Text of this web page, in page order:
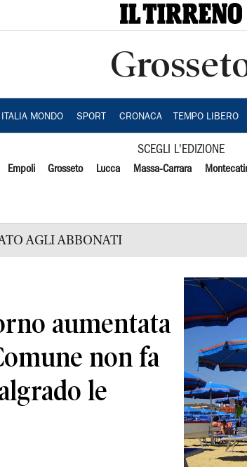
ITALIA MONDO SPORT CRONACA TEMPO LIBERO
SCEGLI L'EDIZIONE
Empoli Grosseto Lucca Massa-Carrara
AGLI ABBONATI
aumentata
non fa
le